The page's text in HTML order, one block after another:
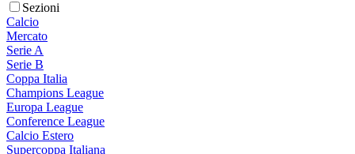
Sezioni
Calcio
Mercato
Serie A
Serie B
Coppa Italia
Champions League
Europa League
Conference League
Calcio Estero
Supercoppa Italiana